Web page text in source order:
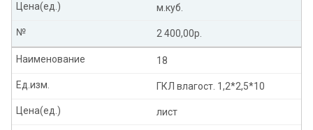
м.куб.
Цена(ед.)
2 400,00р.
№
18
Наименование
ГКЛ влагост. 1,2*2,5*10
Ед.изм.
лист
Цена(ед.)